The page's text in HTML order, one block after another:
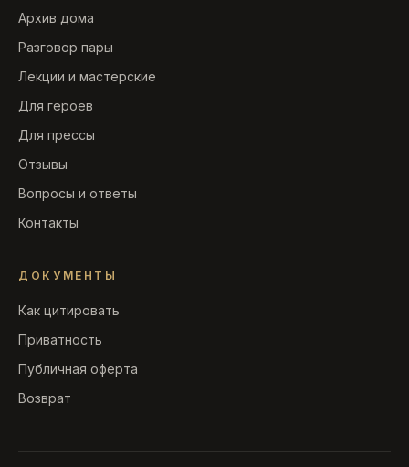
Архив дома
Разговор пары
Лекции и мастерские
Для героев
Для прессы
Отзывы
Вопросы и ответы
Контакты
ДОКУМЕНТЫ
Как цитировать
Приватность
Публичная оферта
Возврат